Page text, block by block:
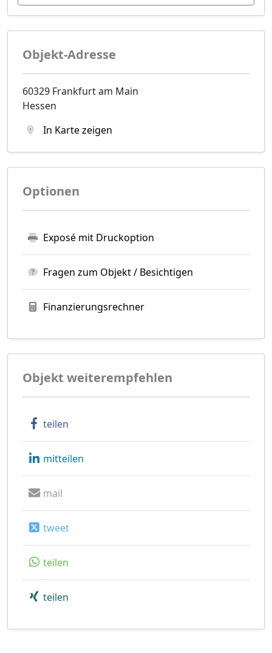
Objekt-Adresse
60329 Frankfurt am Main
Hessen
In Karte zeigen
Optionen
Exposé mit Druckoption
Fragen zum Objekt / Besichtigen
Finanzierungsrechner
Objekt weiterempfehlen
teilen
mitteilen
mail
tweet
teilen
teilen